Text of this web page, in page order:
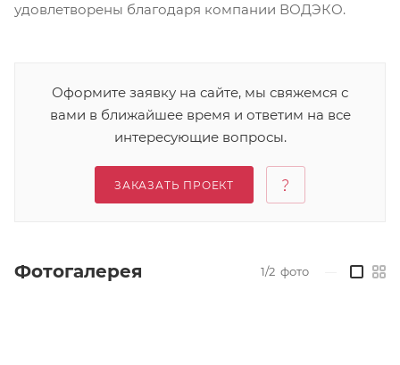
удовлетворены благодаря компании ВОДЭКО.
Оформите заявку на сайте, мы свяжемся с
вами в ближайшее время и ответим на все
интересующие вопросы.
ЗАКАЗАТЬ ПРОЕКТ
Фотогалерея 1/2 фото